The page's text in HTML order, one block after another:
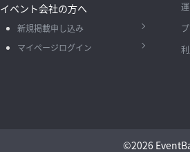
イベント会社の方へ
新規掲載申し込み
マイページログイン
©2026